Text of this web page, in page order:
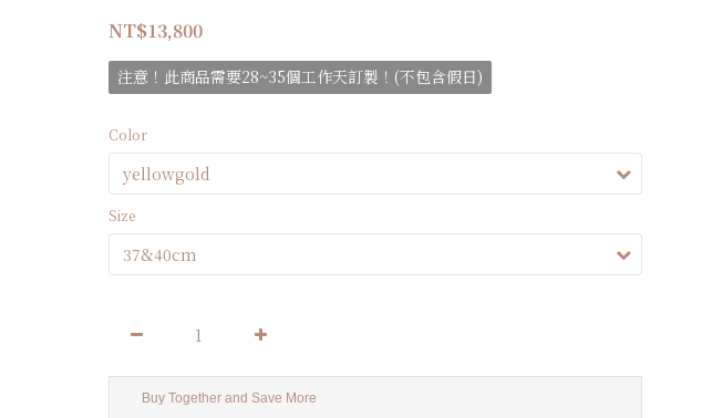
NT$13,800
注意！此商品需要28~35個工作天訂製！(不包含假日)
Color
Size
Buy Together and Save More